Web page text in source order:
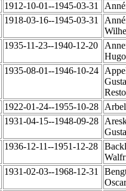
1912-10-01--1945-03-31
1918-03-16--1945-03-31
1935-11-23--1940-12-20
1935-08-01--1946-10-24
1922-01-24--1955-10-28
1931-04-15--1948-09-28
1936-12-11--1951-12-28
1931-02-03--1968-12-31